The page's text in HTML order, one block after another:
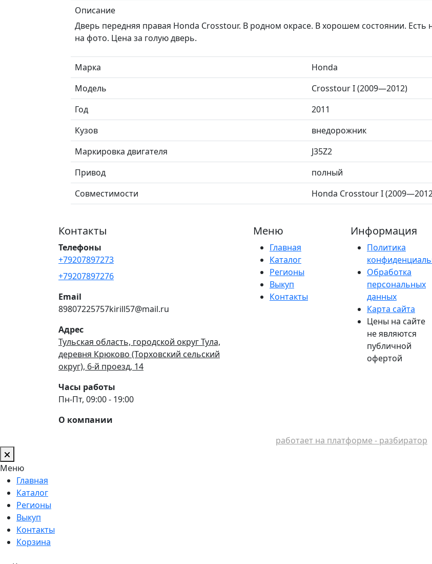
Описание
Дверь передняя правая Honda Crosstour. В родном окрасе. В хорошем состоянии.
на фото. Цена за голую дверь.
Марка
Honda
Модель
Crosstour I (2009—2012)
Год
2011
Кузов
внедорожник
Маркировка двигателя
J35Z2
Привод
полный
Совместимости
Honda Crosstour I
Контакты
Телефоны
+79207897273
+79207897276
Email
89807225757kirill57@mail.ru
Адрес
Тульская область, городской округ Тула,
деревня Крюково (Торховский сельский
округ), 6-й проезд, 14
Часы работы
Пн-Пт, 09:00 - 19:00
О компании
Меню
Главная
Каталог
Регионы
Выкуп
Контакты
Информация
Политика
Обработка
персональных
данных
Карта сайта
Цены на сайте
не являются
публичной
офертой
работает на платформе - разбиратор
Меню
Главная
Каталог
Регионы
Выкуп
Контакты
Корзина